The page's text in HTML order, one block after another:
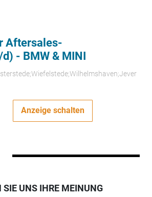
Aftersales-
- BMW & MINI
Anzeige schalten
SIE UNS IHRE MEINUNG